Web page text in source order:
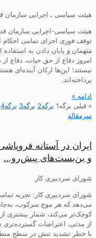
هیئت سیاسی ـ اجرایی سازمان
هیئت سیاسی-اجرایی سازمان
توقف فوری اجرای تمامی احکام
متهمان و پایان دادن به
امروز دفاع از حق حیات، دفاع
نیستند؛ این‌ها ارکان آینده‌ای
پرداخته‌اند.
ادامه »
« قبلی برگه1 برگه2 برگه3 برگه4
سرمقاله
ایران در آستانه
و بن‌بست‌های پیش‌رو…
شورای سردبیری کار
شورای سردبیری کار: تجربه
می‌دهد که هر موج سرکوب، به‌جای
کوچک‌تر می‌کند، شمار بیشتری
از مدتی، اعتراضات گسترده‌تری
با خطر تشدید تنش در سطح